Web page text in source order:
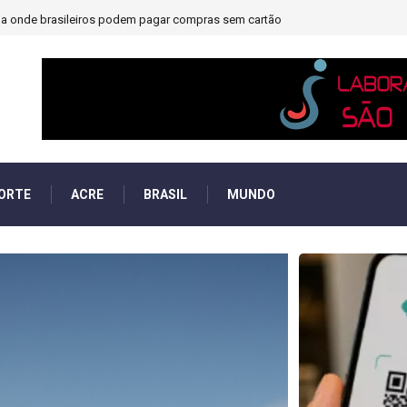
onde brasileiros podem pagar compras sem cartão
ACRE BRASIL MUNDO